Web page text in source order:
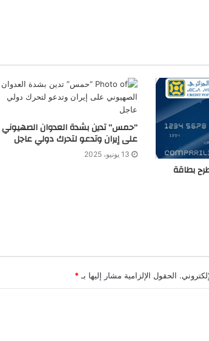
بطاقة
“حمس” تدين بشدة العدوان الصهيوني
على إيران وتدعو لتحرك دولي عاجل
13 يونيو، 2025
الحقول الإلزامية مشار إليها بـ *